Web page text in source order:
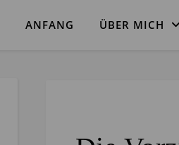
ANFANG ÜBER MICH